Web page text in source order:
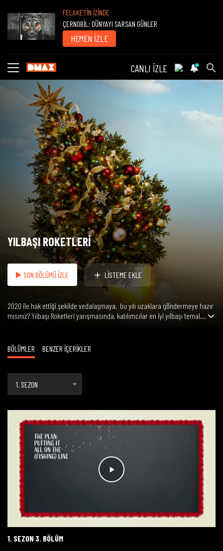
FELAKETİN İZİNDE
ÇERNOBİL: DÜNYAYI SARSAN GÜNLER
HEMEN İZLE
CANLI İZLE
YILBAŞI ROKETLERİ
SON BÖLÜMÜ İZLE LİSTEME EKLE
2020 ile hak ettiği şekilde vedalaşmaya, bu yılı uzaklara göndermeye hazır
mısınız? Yılbaşı Roketleri yarışmasında, katılımcılar en iyi yılbaşı temal...
BÖLÜMLER BENZER İÇERİKLER
1. SEZON
1. SEZON 3. BÖLÜM